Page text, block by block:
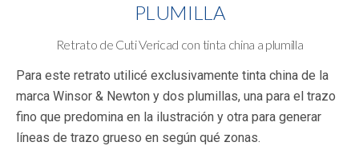
PLUMILLA
Retrato de Cuti Vericad con tinta china a plumilla
Para este retrato utilicé exclusivamente tinta china de la
marca Winsor & Newton y dos plumillas, una para el trazo
fino que predomina en la ilustración y otra para generar
líneas de trazo grueso en según qué zonas.